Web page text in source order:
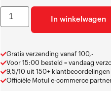
In winkelwagen
Gratis verzending vanaf 100,-
Voor 15:00 besteld = vandaag
9,5/10 uit 150+ klantbeoordelingen
Officiële Motul e-commerce